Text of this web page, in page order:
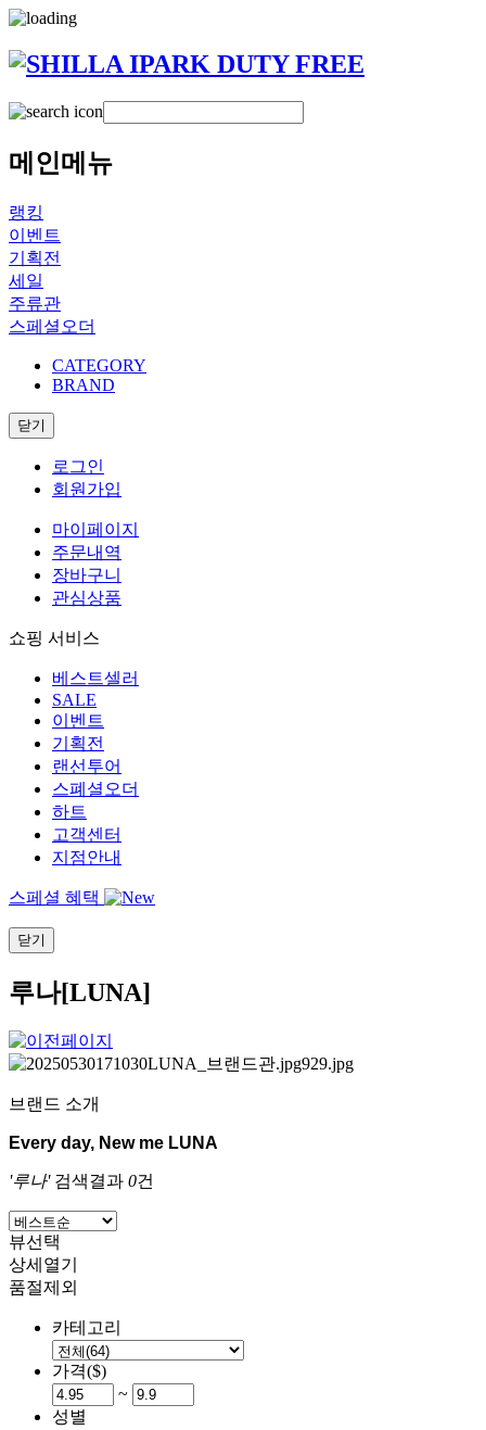
메인메뉴
랭킹
이벤트
기획전
세일
주류관
스페셜오더
CATEGORY
BRAND
닫기
로그인
회원가입
마이페이지
주문내역
장바구니
관심상품
쇼핑 서비스
베스트셀러
SALE
이벤트
기획전
랜선투어
스폐셜오더
하트
고객센터
지점안내
스페셜 혜택
닫기
루나[LUNA]
브랜드 소개
Every day, New me LUNA
'루나'검색결과 0건
뷰선택
상세열기
품절제외
카테고리
가격($)
~
성별